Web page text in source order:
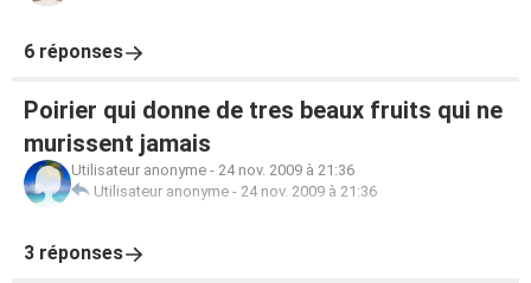
6 réponses
Poirier qui donne de tres beaux fruits qui ne
murissent jamais
Utilisateur anonyme - 24 nov. 2009 à 21:36
Utilisateur anonyme - 24 nov. 2009 à 21:36
3 réponses